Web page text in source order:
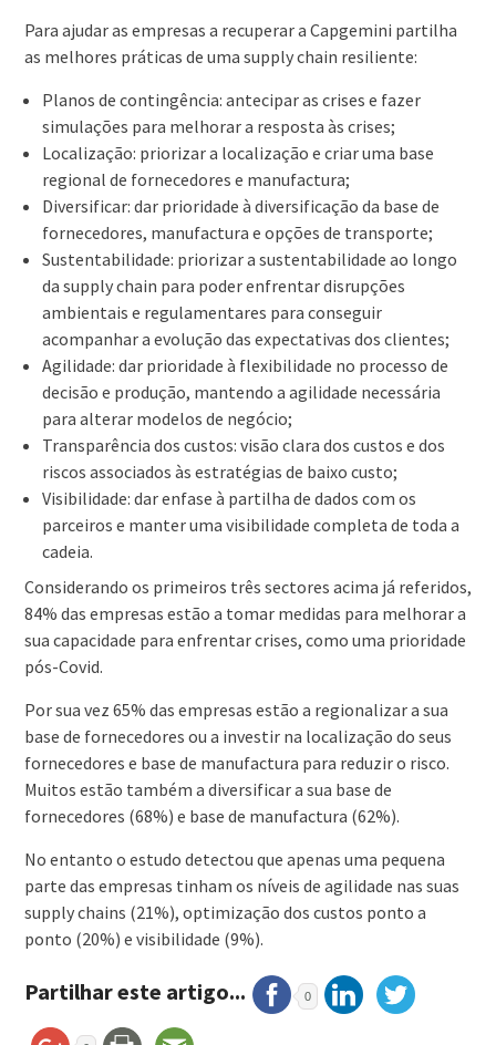
Para ajudar as empresas a recuperar a Capgemini partilha
as melhores práticas de uma supply chain resiliente:
Planos de contingência: antecipar as crises e fazer
simulações para melhorar a resposta às crises;
Localização: priorizar a localização e criar uma base
regional de fornecedores e manufactura;
Diversificar: dar prioridade à diversificação da base de
fornecedores, manufactura e opções de transporte;
Sustentabilidade: priorizar a sustentabilidade ao longo
da supply chain para poder enfrentar disrupções
ambientais e regulamentares para conseguir
acompanhar a evolução das expectativas dos clientes;
Agilidade: dar prioridade à flexibilidade no processo de
decisão e produção, mantendo a agilidade necessária
para alterar modelos de negócio;
Transparência dos custos: visão clara dos custos e dos
riscos associados às estratégias de baixo custo;
Visibilidade: dar enfase à partilha de dados com os
parceiros e manter uma visibilidade completa de toda a
cadeia.
Considerando os primeiros três sectores acima já referidos,
84% das empresas estão a tomar medidas para melhorar a
sua capacidade para enfrentar crises, como uma prioridade
pós-Covid.
Por sua vez 65% das empresas estão a regionalizar a sua
base de fornecedores ou a investir na localização do seus
fornecedores e base de manufactura para reduzir o risco.
Muitos estão também a diversificar a sua base de
fornecedores (68%) e base de manufactura (62%).
No entanto o estudo detectou que apenas uma pequena
parte das empresas tinham os níveis de agilidade nas suas
supply chains (21%), optimização dos custos ponto a
ponto (20%) e visibilidade (9%).
Partilhar este artigo... 0